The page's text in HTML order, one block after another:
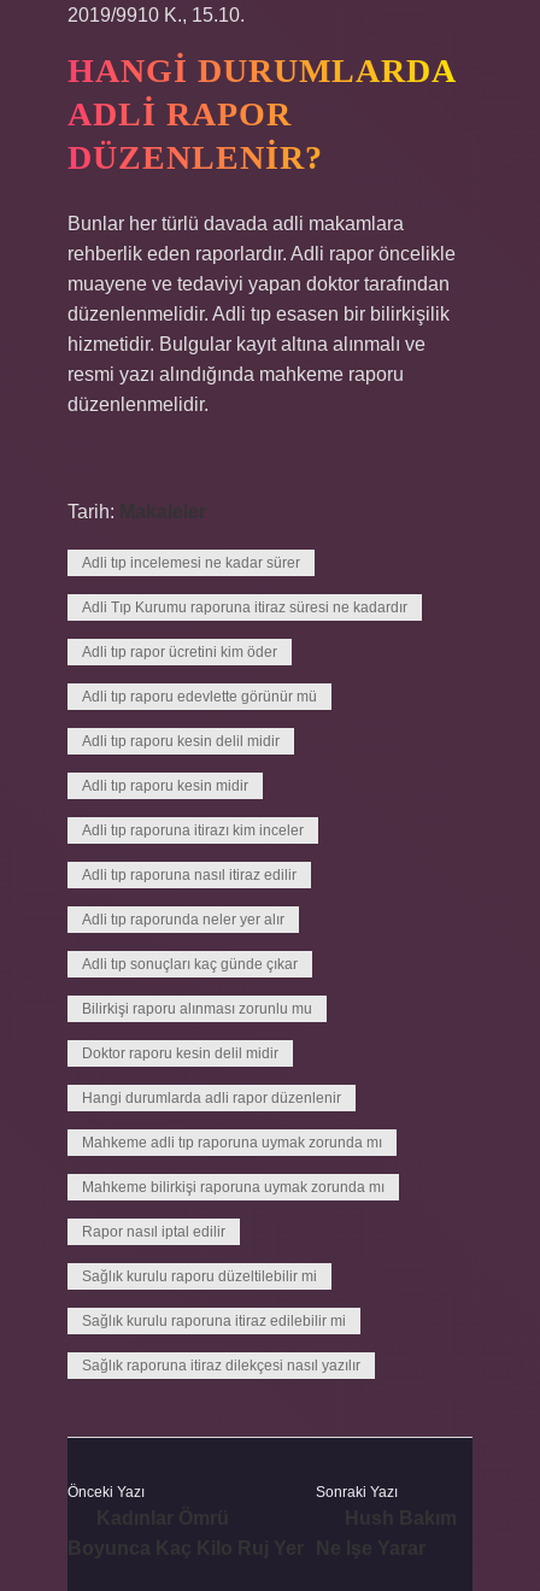
2019/9910 K., 15.10.
HANGI DURUMLARDA
ADLI RAPOR
DÜZENLENIR?
Bunlar her türlü davada adli makamlara
rehberlik eden raporlardır. Adli rapor öncelikle
muayene ve tedaviyi yapan doktor tarafından
düzenlenmelidir. Adli tıp esasen bir bilirkişilik
hizmetidir. Bulgular kayıt altına alınmalı ve
resmi yazı alındığında mahkeme raporu
düzenlenmelidir.
Tarih: Makaleler
Adli tıp incelemesi ne kadar sürer
Adli Tıp Kurumu raporuna itiraz süresi ne kadardır
Adli tıp rapor ücretini kim öder
Adli tıp raporu edevlette görünür mü
Adli tıp raporu kesin delil midir
Adli tıp raporu kesin midir
Adli tıp raporuna itirazı kim inceler
Adli tıp raporuna nasıl itiraz edilir
Adli tıp raporunda neler yer alır
Adli tıp sonuçları kaç günde çıkar
Bilirkişi raporu alınması zorunlu mu
Doktor raporu kesin delil midir
Hangi durumlarda adli rapor düzenlenir
Mahkeme adli tıp raporuna uymak zorunda mı
Mahkeme bilirkişi raporuna uymak zorunda mı
Rapor nasıl iptal edilir
Sağlık kurulu raporu düzeltilebilir mi
Sağlık kurulu raporuna itiraz edilebilir mi
Sağlık raporuna itiraz dilekçesi nasıl yazılır
Önceki Yazı Sonraki Yazı